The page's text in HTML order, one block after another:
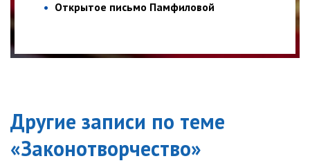
Открытое письмо Памфиловой
Другие записи по теме
«Законотворчество»